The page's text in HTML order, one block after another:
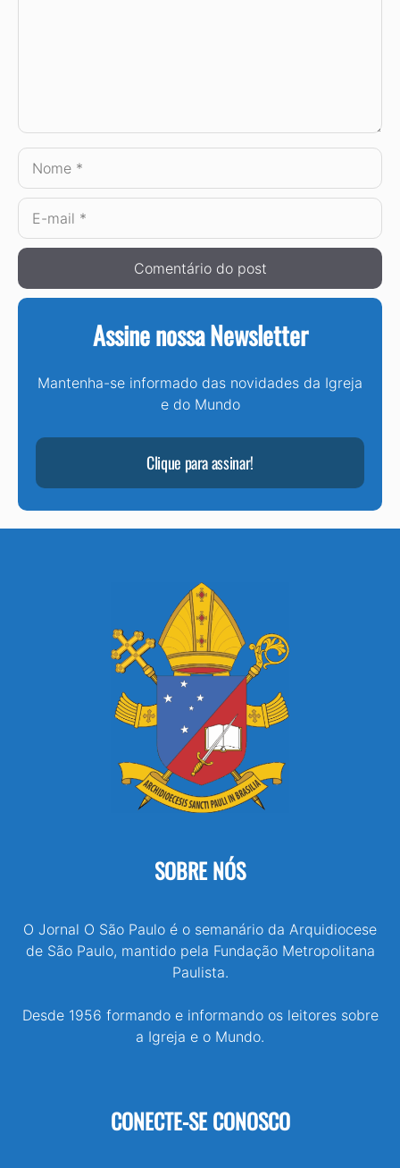
Nome
E-
mail
Assine nossa Newsletter
Mantenha-se informado das novidades da Igreja
e do Mundo
Clique para assinar!
SOBRE NÓS
O Jornal O São Paulo é o semanário da Arquidiocese
de São Paulo, mantido pela Fundação Metropolitana
Paulista.
Desde 1956 formando e informando os leitores sobre
a Igreja e o Mundo.
CONECTE-SE CONOSCO